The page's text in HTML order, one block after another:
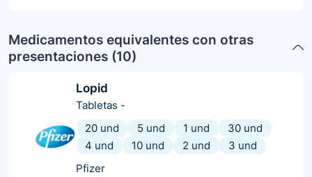
Medicamentos equivalentes con otras
presentaciones (10)
Lopid
Tabletas -
20 und
5 und 1 und
30 und
4 und
10 und 2 und
3 und
Pfizer